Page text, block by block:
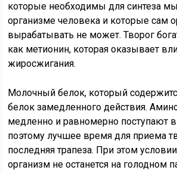
которые необходимы для синтеза
организме человека и которые сам
вырабатывать не может. Творог
как метионин, которая оказывает
жиросжигания.
Молочный белок, который
белок замедленного действия.
медленно и равномерно поступают
поэтому лучшее время для приема
последняя трапеза. При этом
организм не останется на голодном